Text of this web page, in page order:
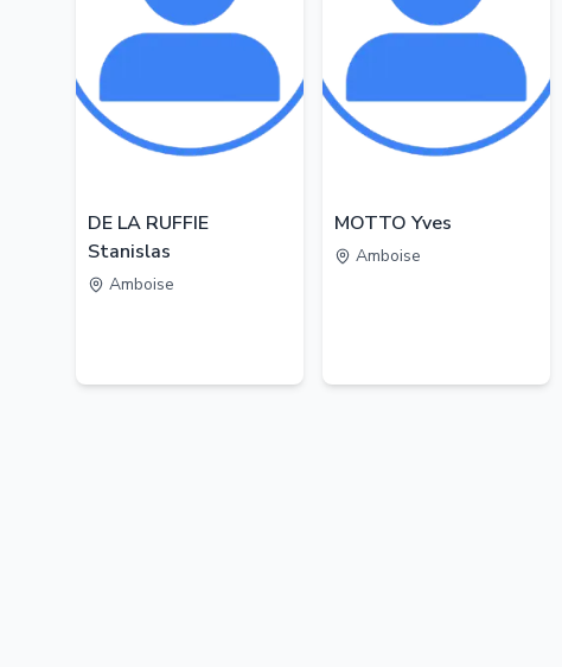
DE LA RUFFIE
Stanislas
Amboise
MOTTO Yves
Amboise